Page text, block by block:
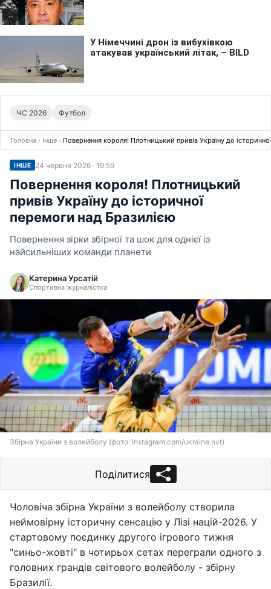
ЧС 2026 Футбол
Головна › Інше › Повернення короля! Плотницький привів Україну до
ІНШЕ 24 червня 2026 · 19:59
Повернення короля! Плотницький
привів Україну до історичної
перемоги над Бразилією
Повернення зірки збірної та шок для однієї із
найсильніших команди планети
Катерина Урсатій
Спортивна журналістка
Збірна України з волейболу (фото: instagram.com/ukraine.nvt)
Поділитися
Чоловіча збірна України з волейболу створила
неймовірну історичну сенсацію у Лізі націй-2026. У
стартовому поєдинку другого ігрового тижня
"синьо-жовті" в чотирьох сетах переграли одного з
головних грандів світового волейболу - збірну
Бразилії.